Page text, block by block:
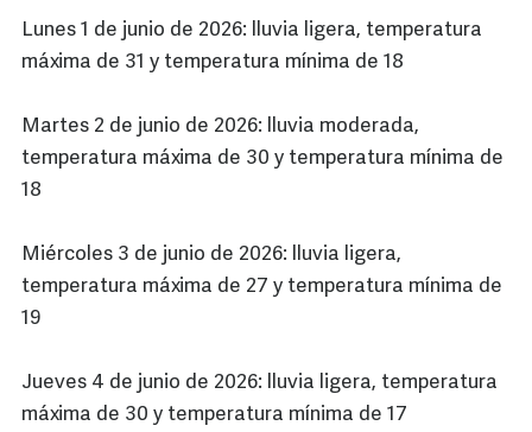
Lunes 1 de junio de 2026: lluvia ligera, temperatura
máxima de 31 y temperatura mínima de 18
Martes 2 de junio de 2026: lluvia moderada,
temperatura máxima de 30 y temperatura mínima de
18
Miércoles 3 de junio de 2026: lluvia ligera,
temperatura máxima de 27 y temperatura mínima de
19
Jueves 4 de junio de 2026: lluvia ligera, temperatura
máxima de 30 y temperatura mínima de 17